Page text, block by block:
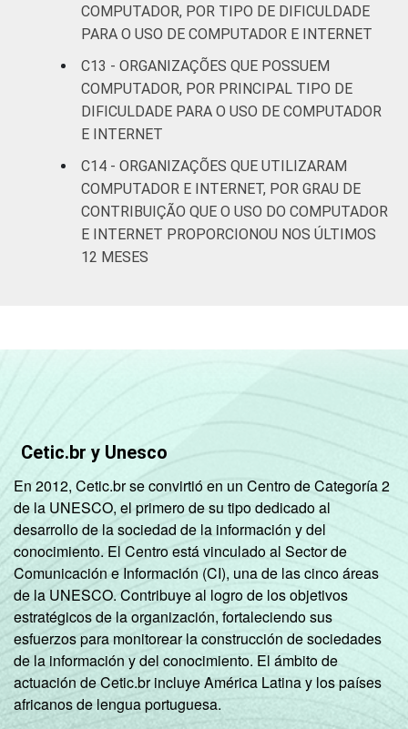
COMPUTADOR, POR TIPO DE DIFICULDADE
PARA O USO DE COMPUTADOR E INTERNET
C13 - ORGANIZAÇÕES QUE POSSUEM
COMPUTADOR, POR PRINCIPAL TIPO DE
DIFICULDADE PARA O USO DE COMPUTADOR
E INTERNET
C14 - ORGANIZAÇÕES QUE UTILIZARAM
COMPUTADOR E INTERNET, POR GRAU DE
CONTRIBUIÇÃO QUE O USO DO COMPUTADOR
E INTERNET PROPORCIONOU NOS ÚLTIMOS
12 MESES
Cetic.br y Unesco
En 2012, Cetic.br se convirtió en un Centro de Categoría 2
de la UNESCO, el primero de su tipo dedicado al
desarrollo de la sociedad de la información y del
conocimiento. El Centro está vinculado al Sector de
Comunicación e Información (CI), una de las cinco áreas
de la UNESCO. Contribuye al logro de los objetivos
estratégicos de la organización, fortaleciendo sus
esfuerzos para monitorear la construcción de sociedades
de la información y del conocimiento. El ámbito de
actuación de Cetic.br incluye América Latina y los países
africanos de lengua portuguesa.